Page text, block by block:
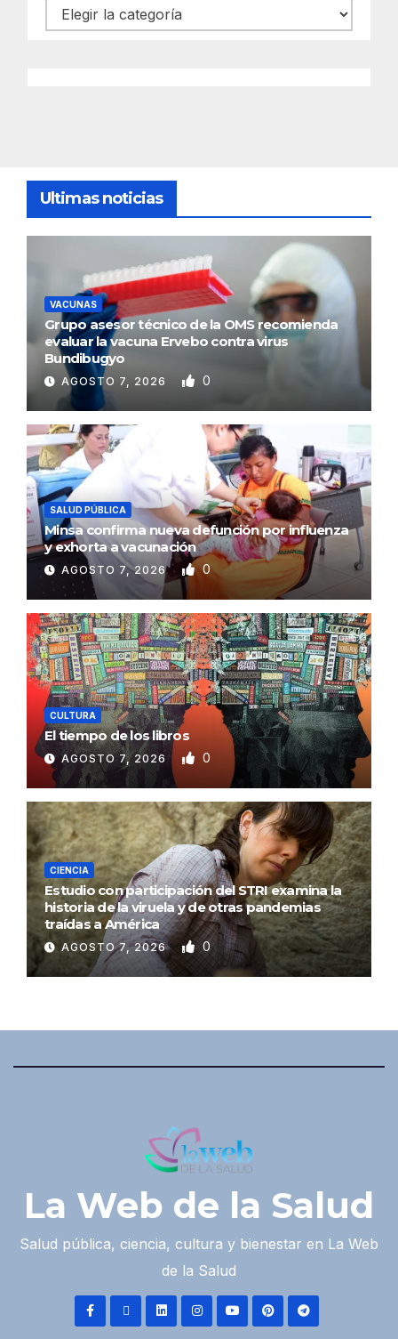
Categorías
Ultimas noticias
VACUNAS
Grupo asesor técnico de la OMS recomienda
evaluar la vacuna Ervebo contra virus
Bundibugyo
AGOSTO 7, 2026 0
SALUD PÚBLICA
Minsa confirma nueva defunción por influenza
y exhorta a vacunación
AGOSTO 7, 2026 0
CULTURA
El tiempo de los libros
AGOSTO 7, 2026 0
CIENCIA
Estudio con participación del STRI examina la
historia de la viruela y de otras pandemias
traídas a América
AGOSTO 7, 2026 0
La Web de la Salud
Salud pública, ciencia, cultura y bienestar en La Web
de la Salud